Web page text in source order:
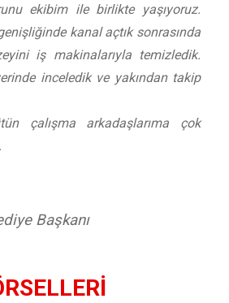
ekibim ile birlikte yaşıyoruz.
kanal açtık sonrasında
iş makinalarıyla temizledik.
inceledik ve yakından takip
çalışma arkadaşlarıma çok
Başkanı